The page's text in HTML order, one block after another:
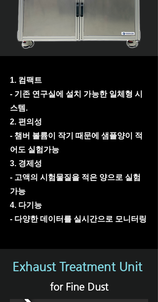
1. 컴팩트
- 기존 연구실에 설치 가능한 일체형 시
스템.
2. 편의성
- 챔버 볼륨이 작기 때문에 샘플양이 적
어도 실험가능
3. 경제성
- 고액의 시험물질을 적은 양으로 실험
가능
4. 다기능
- 다양한 데이터를 실시간으로 모니터링
Exhaust Treatment Unit
for Fine Dust